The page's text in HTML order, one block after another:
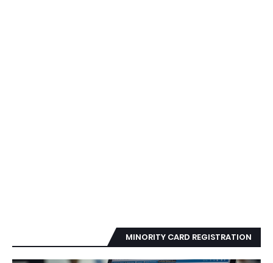
MINORITY CARD REGISTRATION